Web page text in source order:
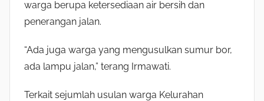
warga berupa ketersediaan air bersih dan
penerangan jalan.
“Ada juga warga yang mengusulkan sumur bor,
ada lampu jalan,” terang Irmawati.
Terkait sejumlah usulan warga Kelurahan